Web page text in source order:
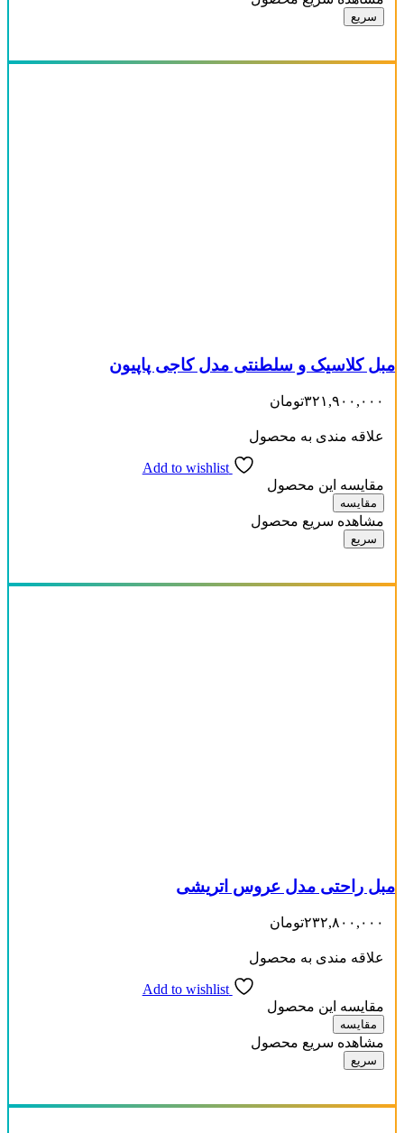
سریع
مبل کلاسیک و سلطنتی مدل کاجی پاپیون
۳۲۱,۹۰۰,۰۰۰تومان
علاقه مندی به محصول
Add to wishlist
مقایسه این محصول
مقایسه
مشاهده سریع محصول
سریع
مبل راحتی مدل عروس اتریشی
۲۳۲,۸۰۰,۰۰۰تومان
علاقه مندی به محصول
Add to wishlist
مقایسه این محصول
مقایسه
مشاهده سریع محصول
سریع